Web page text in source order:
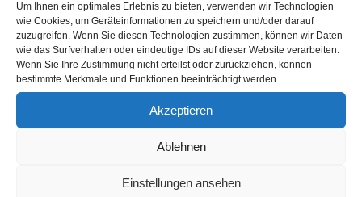
Um Ihnen ein optimales Erlebnis zu bieten, verwenden wir Technologien
wie Cookies, um Geräteinformationen zu speichern und/oder darauf
zuzugreifen. Wenn Sie diesen Technologien zustimmen, können wir Daten
wie das Surfverhalten oder eindeutige IDs auf dieser Website verarbeiten.
Wenn Sie Ihre Zustimmung nicht erteilst oder zurückziehen, können
bestimmte Merkmale und Funktionen beeinträchtigt werden.
Akzeptieren
Ablehnen
Einstellungen ansehen
Ansprechpartner